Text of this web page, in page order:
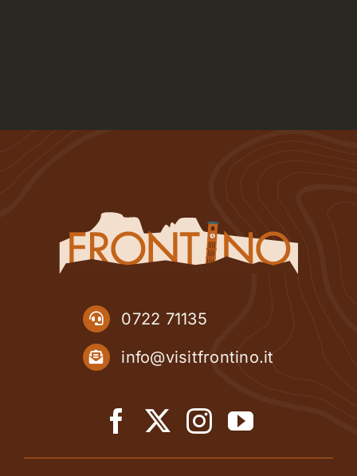
0722 71135
info@visitfrontino.it